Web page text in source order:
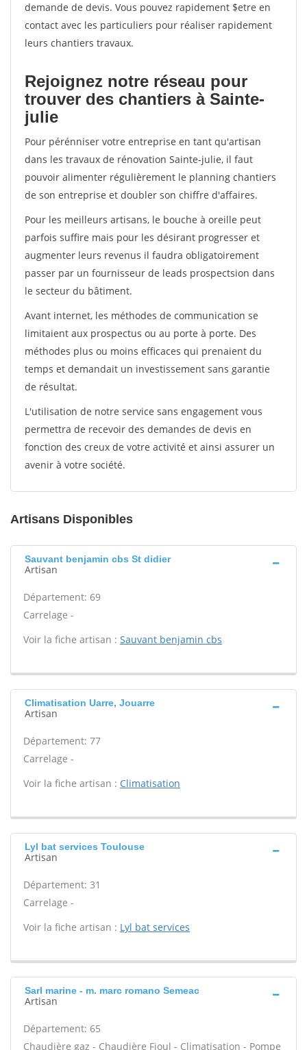
demande de devis. Vous pouvez rapidement $etre en
contact avec les particuliers pour réaliser rapidement
leurs chantiers travaux.
Rejoignez notre réseau pour
trouver des chantiers à Sainte-
julie
Pour pérénniser votre entreprise en tant qu'artisan
dans les travaux de rénovation Sainte-julie, il faut
pouvoir alimenter régulièrement le planning chantiers
de son entreprise et doubler son chiffre d'affaires.
Pour les meilleurs artisans, le bouche à oreille peut
parfois suffire mais pour les désirant progresser et
augmenter leurs revenus il faudra obligatoirement
passer par un fournisseur de leads prospectsion dans
le secteur du bâtiment.
Avant internet, les méthodes de communication se
limitaient aux prospectus ou au porte à porte. Des
méthodes plus ou moins efficaces qui prenaient du
temps et demandait un investissement sans garantie
de résultat.
L'utilisation de notre service sans engagement vous
permettra de recevoir des demandes de devis en
fonction des creux de votre activité et ainsi assurer un
avenir à votre société.
Artisans Disponibles
Sauvant benjamin cbs St didier
Artisan
Département: 69
Carrelage -
Voir la fiche artisan : Sauvant benjamin cbs
Climatisation Uarre, Jouarre
Artisan
Département: 77
Carrelage -
Voir la fiche artisan : Climatisation
Lyl bat services Toulouse
Artisan
Département: 31
Carrelage -
Voir la fiche artisan : Lyl bat services
Sarl marine - m. marc romano Semeac
Artisan
Département: 65
Chaudière gaz - Chaudière Fioul - Climatisation - Pompe